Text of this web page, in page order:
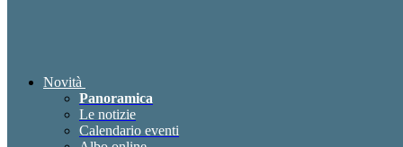
Novità
Panoramica
Le notizie
Calendario eventi